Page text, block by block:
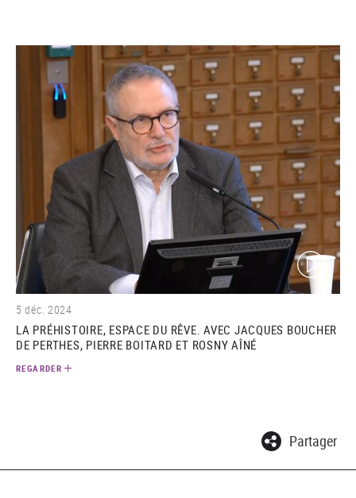
(video)
5 déc. 2024
LA PRÉHISTOIRE, ESPACE DU RÊVE. AVEC JACQUES BOUCHER
DE PERTHES, PIERRE BOITARD ET ROSNY AÎNÉ
REGARDER
Partager